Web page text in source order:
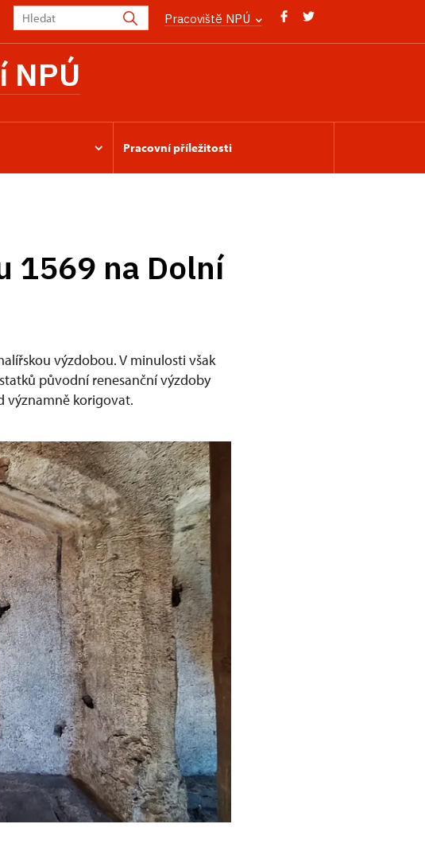
Pracoviště NPÚ
Pracovní příležitosti
1569 na Dolní
výzdobou. V minulosti však
původní renesanční výzdoby
významně korigovat.